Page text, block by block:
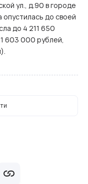
ул., д.90 в городе
опустилась до своей
до 4 211 650
603 000 рублей,